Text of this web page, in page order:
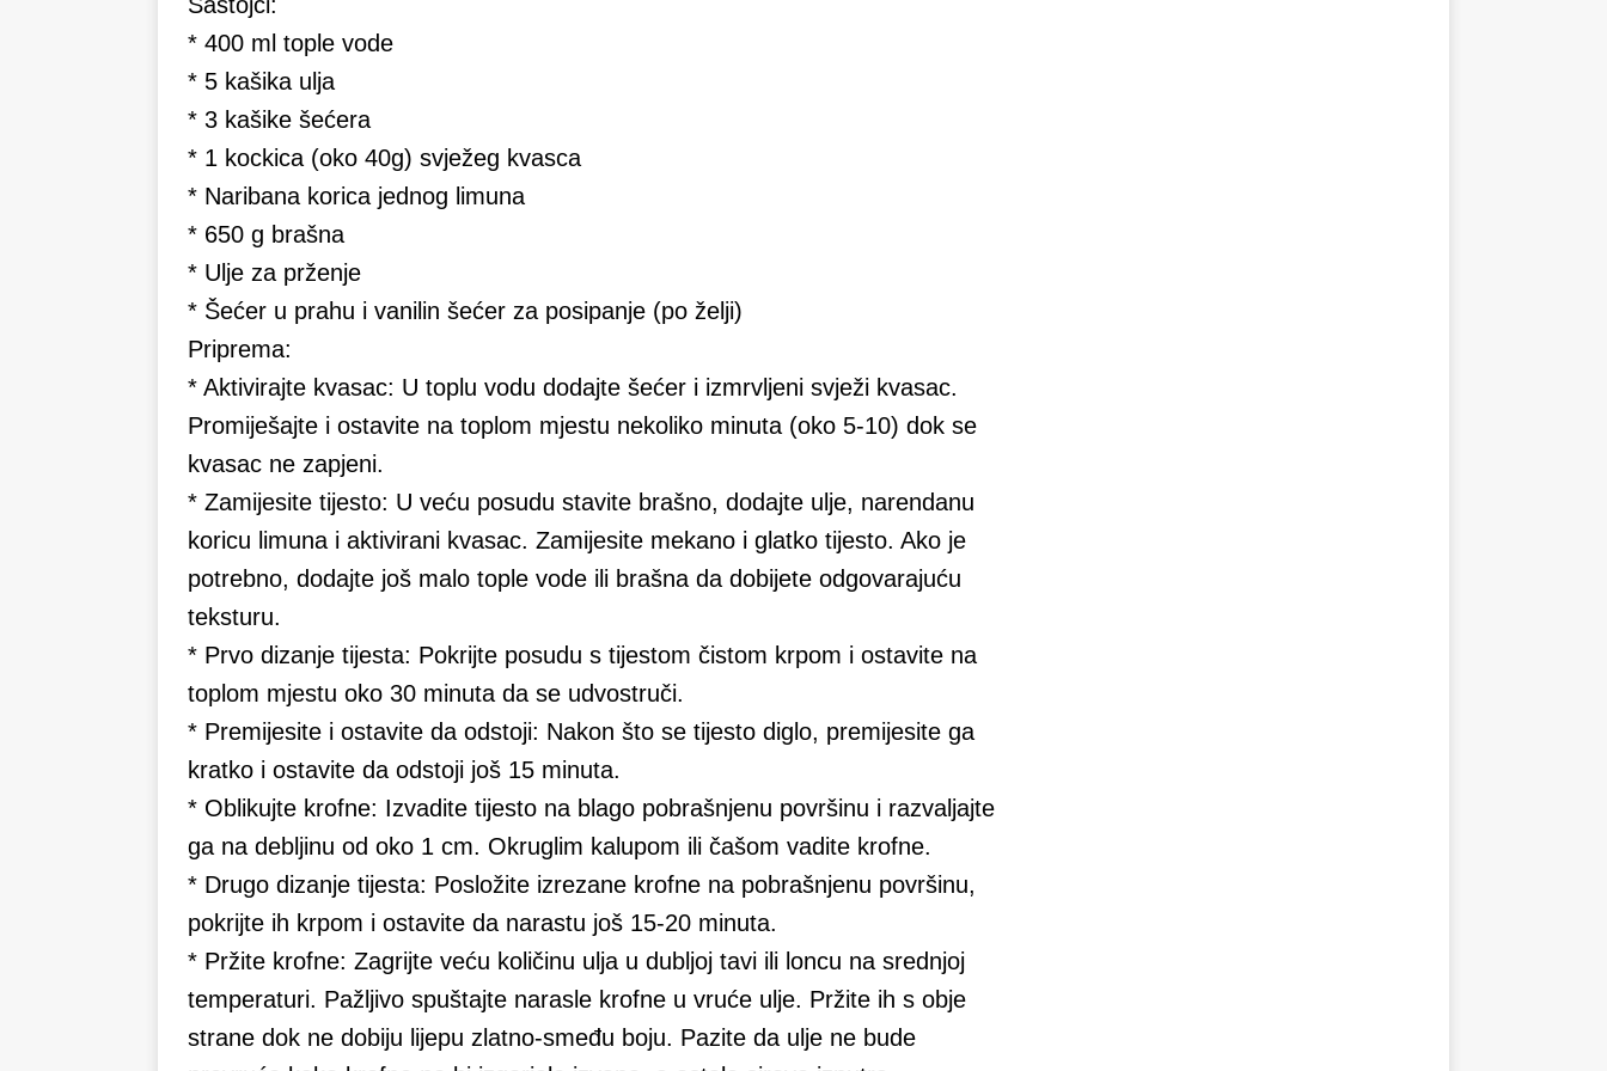
* 400 ml tople vode
* 5 kašika ulja
* 3 kašike šećera
* 1 kockica (oko 40g) svježeg kvasca
* Naribana korica jednog limuna
* 650 g brašna
* Ulje za prženje
* Šećer u prahu i vanilin šećer za posipanje (po želji)
Priprema:
* Aktivirajte kvasac: U toplu vodu dodajte šećer i izmrvljeni svježi kvasac.
Promiješajte i ostavite na toplom mjestu nekoliko minuta (oko 5-10) dok se
kvasac ne zapjeni.
* Zamijesite tijesto: U veću posudu stavite brašno, dodajte ulje, narendanu
koricu limuna i aktivirani kvasac. Zamijesite mekano i glatko tijesto. Ako je
potrebno, dodajte još malo tople vode ili brašna da dobijete odgovarajuću
teksturu.
* Prvo dizanje tijesta: Pokrijte posudu s tijestom čistom krpom i ostavite na
toplom mjestu oko 30 minuta da se udvostruči.
* Premijesite i ostavite da odstoji: Nakon što se tijesto diglo, premijesite ga
kratko i ostavite da odstoji još 15 minuta.
* Oblikujte krofne: Izvadite tijesto na blago pobrašnjenu površinu i razvaljajte
ga na debljinu od oko 1 cm. Okruglim kalupom ili čašom vadite krofne.
* Drugo dizanje tijesta: Posložite izrezane krofne na pobrašnjenu površinu,
pokrijte ih krpom i ostavite da narastu još 15-20 minuta.
* Pržite krofne: Zagrijte veću količinu ulja u dubljoj tavi ili loncu na srednjoj
temperaturi. Pažljivo spuštajte narasle krofne u vruće ulje. Pržite ih s obje
strane dok ne dobiju lijepu zlatno-smeđu boju. Pazite da ulje ne bude